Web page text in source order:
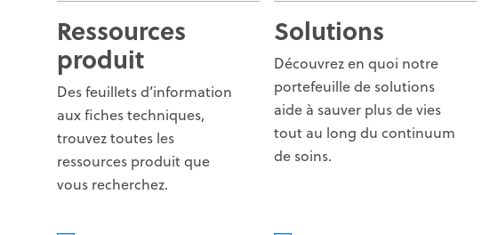
Ressources
produit
Des feuillets d’information
aux fiches techniques,
trouvez toutes les
ressources produit que
vous recherchez.
Solutions
Découvrez en quoi notre
portefeuille de solutions
aide à sauver plus de vies
tout au long du continuum
de soins.